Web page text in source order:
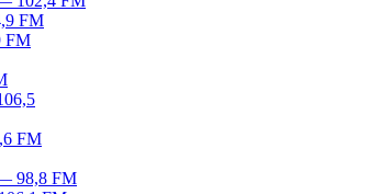
FM
FM
FM
98,8 FM